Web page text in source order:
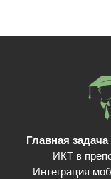
Главная
ИКТ в
Интеграция